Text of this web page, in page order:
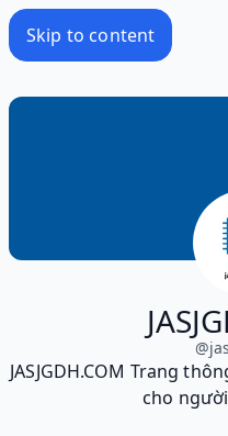
Skip to content
@
JASJGDH.COM Trang
cho